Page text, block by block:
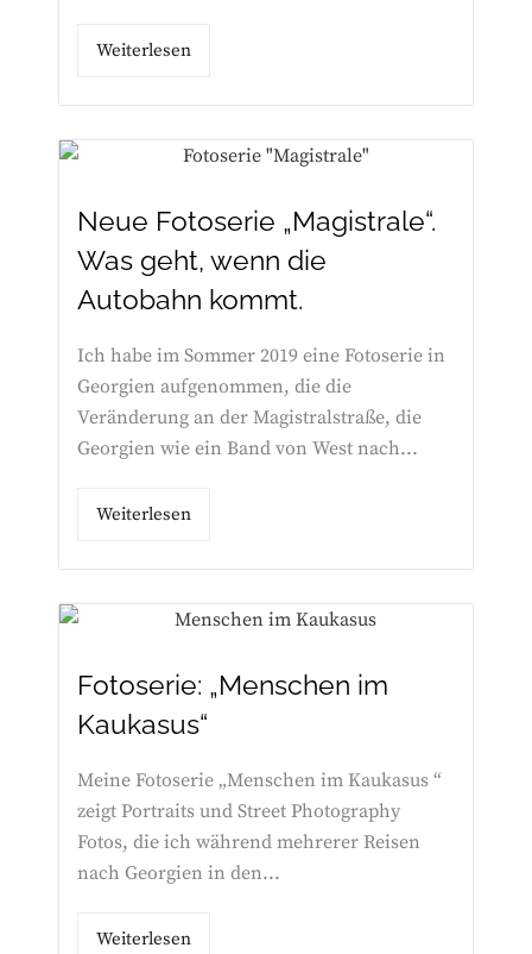
Weiterlesen
Neue Fotoserie „Magistrale“.
Was geht, wenn die
Autobahn kommt.
Ich habe im Sommer 2019 eine Fotoserie in
Georgien aufgenommen, die die
Veränderung an der Magistralstraße, die
Georgien wie ein Band von West nach...
Weiterlesen
Fotoserie: „Menschen im
Kaukasus“
Meine Fotoserie „Menschen im Kaukasus “
zeigt Portraits und Street Photography
Fotos, die ich während mehrerer Reisen
nach Georgien in den...
Weiterlesen